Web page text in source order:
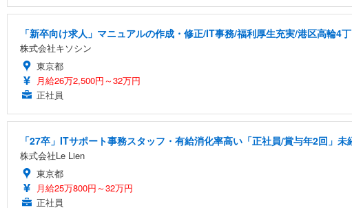
「新卒向け求人」マニュアルの作成・修正/IT事務/福利厚生充実/港区高輪4
株式会社キソシン
東京都
月給26万2,500円～32万円
正社員
「27卒」ITサポート事務スタッフ・有給消化率高い「正社員/賞与年2回」
株式会社Le Lien
東京都
月給25万800円～32万円
正社員